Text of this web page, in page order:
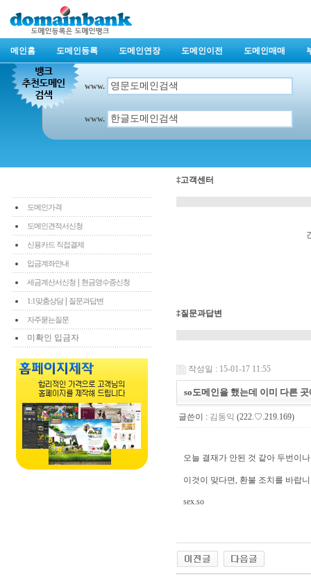
메인홈 도메인등록 도메인연장 도메인이전 도메인매매
www.
www.
도메인가격
도메인견적서신청
신용카드 직접결제
입금계좌안내
세금계산서신청 현금영수증신청
1:1맞춤상담| 질문과답변
자주묻는질문
미확인 입금자
‡고객센터
‡질문과답변
작성일 : 15-01-17 11:55
so도메인을 했는데 이미 다른
글쓴이 : 김동익 (222.♡.219.169)
오늘 결재가 안된 것 같아 두번이
이것이 맞다면, 환불 조치를 바랍
sex.so